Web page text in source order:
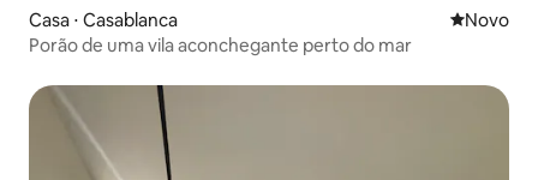
Casa ⋅ Casablanca Novo
Novo
Porão de uma vila aconchegante perto do mar